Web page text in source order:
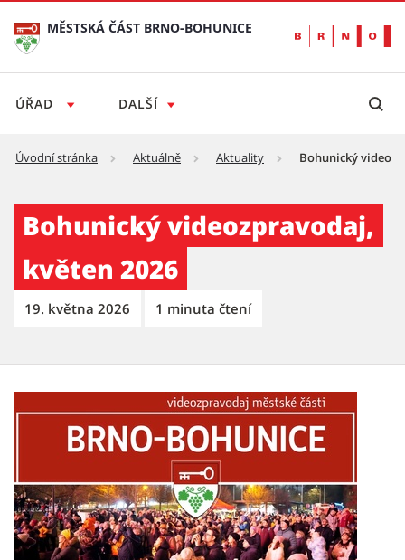
MĚSTSKÁ ČÁST BRNO-BOHUNICE
ÚŘAD DALŠÍ
Úvodní stránka Aktuálně Aktuality Bohunický
Bohunický videozpravodaj,
květen 2026
19. května 2026 1 minuta čtení